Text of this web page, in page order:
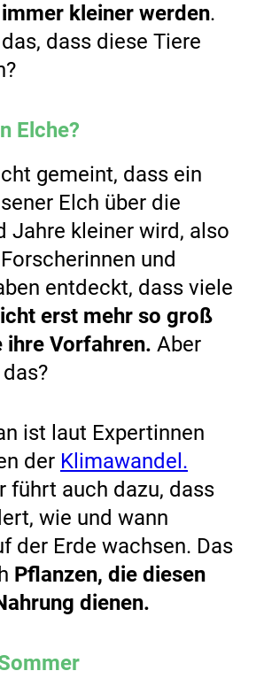
kleiner werden.
dass diese Tiere
Elche?
gemeint, dass ein
Elch über die
Jahre kleiner wird, also
und
entdeckt, dass viele
erst mehr so groß
ihre Vorfahren. Aber
ist laut Expertinnen
der Klimawandel.
führt auch dazu, dass
wie und wann
der Erde wachsen. Das
Pflanzen, die diesen
dienen.